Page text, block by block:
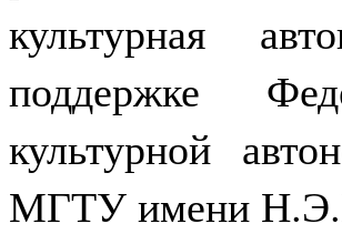
культурная
поддержке
культурной
МГТУ имени